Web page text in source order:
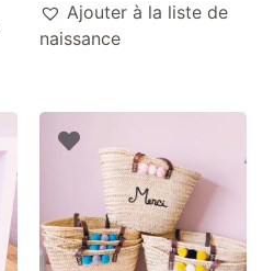
Ajouter à la liste de
naissance